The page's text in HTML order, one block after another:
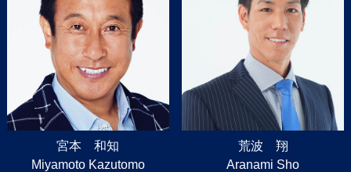
宮本 和知
Miyamoto Kazutomo
荒波 翔
Aranami Sho